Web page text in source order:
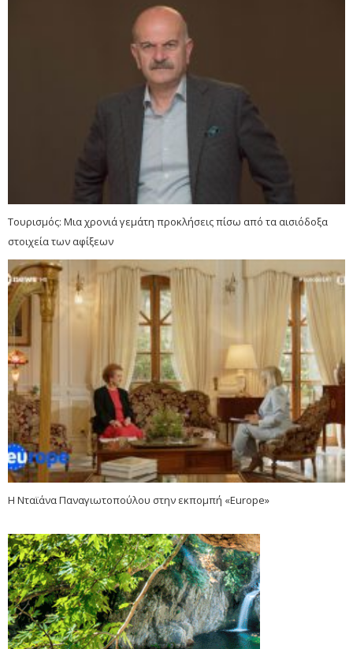
Τουρισμός: Μια χρονιά γεμάτη προκλήσεις πίσω από τα αισιόδοξα
στοιχεία των αφίξεων
Η Νταϊάνα Παναγιωτοπούλου στην εκπομπή «Europe»